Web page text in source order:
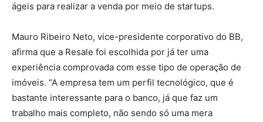
ágeis para realizar a venda por meio de startups.
Mauro Ribeiro Neto, vice-presidente corporativo do BB,
afirma que a Resale foi escolhida por já ter uma
experiência comprovada com esse tipo de operação de
imóveis. “A empresa tem um perfil tecnológico, que é
bastante interessante para o banco, já que faz um
trabalho mais completo, não sendo só uma mera